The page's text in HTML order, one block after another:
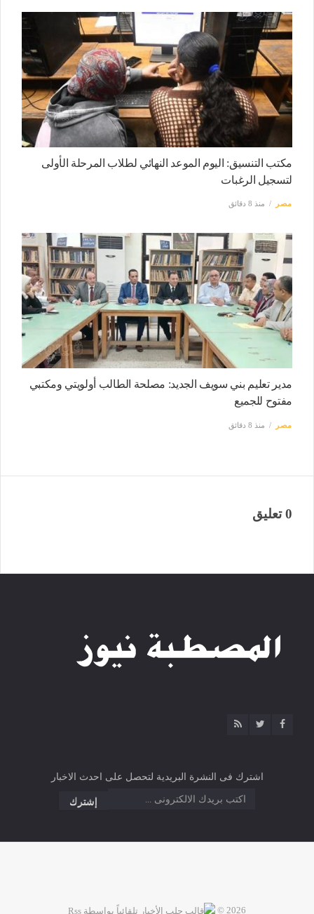
مكتب التنسيق: اليوم الموعد النهائي لطلاب المرحلة الأولى
لتسجيل الرغبات
مصر منذ 8 دقائق
مدير تعليم بني سويف الجديد: مصلحة الطالب أولويتي ومكتبي
مفتوح للجميع
مصر منذ 8 دقائق
0 تعليق
اشترك فى النشرة البريدية لتحصل على احدث الاخبار
2026 ©